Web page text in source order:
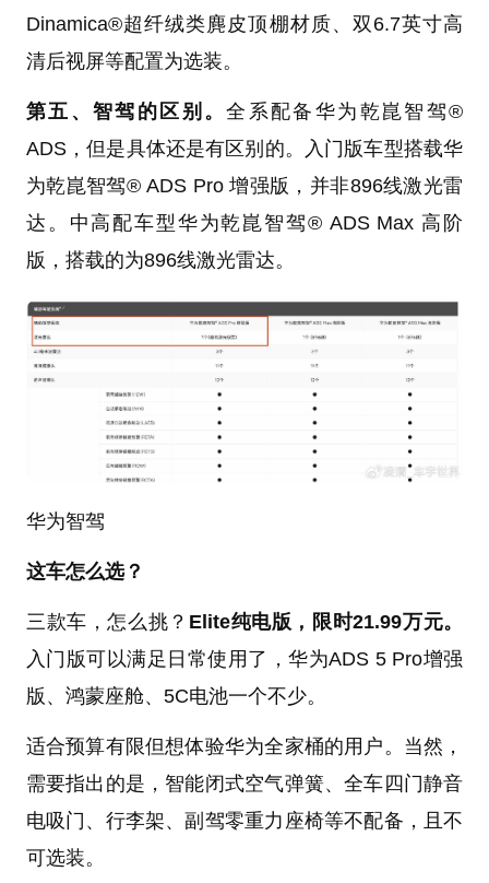
Dinamica®超纤绒类麂皮顶棚材质、双6.7英寸高
清后视屏等配置为选装。
第五、智驾的区别。全系配备华为乾崑智驾®
ADS，但是具体还是有区别的。入门版车型搭载华
为乾崑智驾® ADS Pro 增强版，并非896线激光雷
达。中高配车型华为乾崑智驾® ADS Max 高阶
版，搭载的为896线激光雷达。
华为智驾
这车怎么选？
三款车，怎么挑？ Elite纯电版，限时21.99万元。
入门版可以满足日常使用了，华为ADS 5 Pro增强
版、鸿蒙座舱、5C电池一个不少。
适合预算有限但想体验华为全家桶的用户。当然，
需要指出的是，智能闭式空气弹簧、全车四门静音
电吸门、行李架、副驾零重力座椅等不配备，且不
可选装。